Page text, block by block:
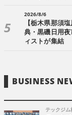
2026/8/6
【栃木県那須
典・黒磯日用
ィストが集結
BUSINESS
テックジ